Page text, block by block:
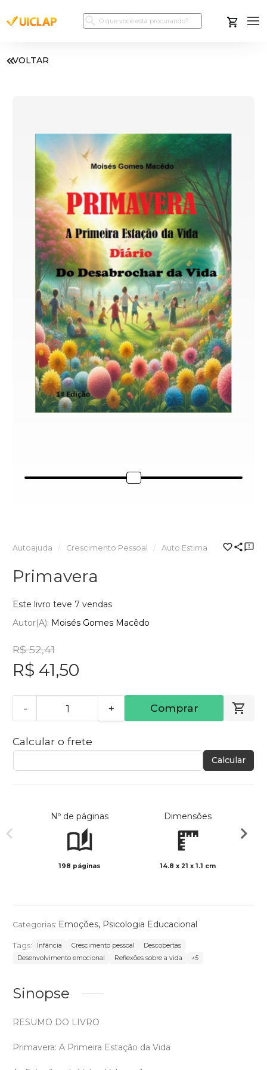
VOLTAR
Autoajuda Crescimento Pessoal Auto Estima
Primavera
Este livro teve 7 vendas
Autor(a): Moisés Gomes Macêdo
R$ 52,41
R$ 41,50
- + Comprar
Calcular o frete
Calcular
Nº de páginas
198 páginas
Dimensões
14.8 x 21 x 1.1 cm
Categorias: Emoções, Psicologia Educacional
Tags: Infância Crescimento pessoal
Descobertas
Desenvolvimento emocional
Reflexões sobre a vida +5
Sinopse
RESUMO DO LIVRO
Primavera: A Primeira Estação da Vida